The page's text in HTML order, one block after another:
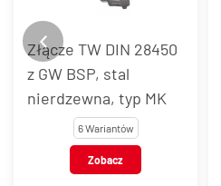
Złącze TW DIN 28450
z GW BSP, stal
nierdzewna, typ MK
6 Wariantów
Zobacz